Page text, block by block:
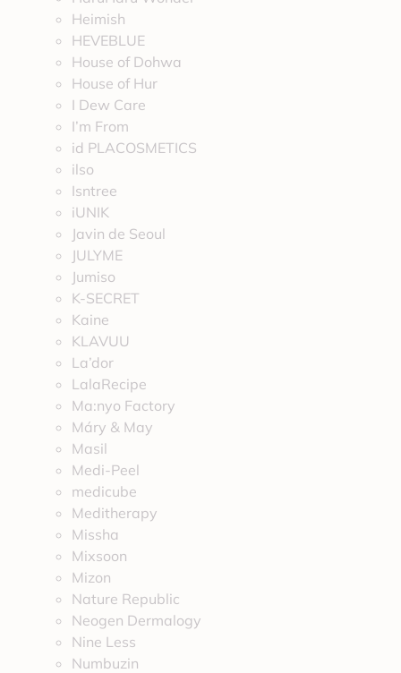
Heimish
HEVEBLUE
House of Dohwa
House of Hur
I Dew Care
I’m From
id PLACOSMETICS
ilso
Isntree
iUNIK
Javin de Seoul
JULYME
Jumiso
K-SECRET
Kaine
KLAVUU
La’dor
LalaRecipe
Ma:nyo Factory
Máry & May
Masil
Medi-Peel
medicube
Meditherapy
Missha
Mixsoon
Mizon
Nature Republic
Neogen Dermalogy
Nine Less
Numbuzin